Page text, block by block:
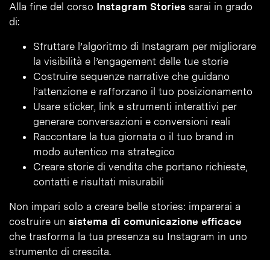
Alla fine del corso Instagram Stories sarai in grado
di:
Sfruttare l’algoritmo di Instagram per migliorare
la visibilità e l’engagement delle tue storie
Costruire sequenze narrative che guidano
l’attenzione e rafforzano il tuo posizionamento
Usare sticker, link e strumenti interattivi per
generare conversazioni e conversioni reali
Raccontare la tua giornata o il tuo brand in
modo autentico ma strategico
Creare storie di vendita che portano richieste,
contatti e risultati misurabili
Non impari solo a creare belle stories: imparerai a
costruire un sistema di comunicazione efficace
che trasforma la tua presenza su Instagram in uno
strumento di crescita.